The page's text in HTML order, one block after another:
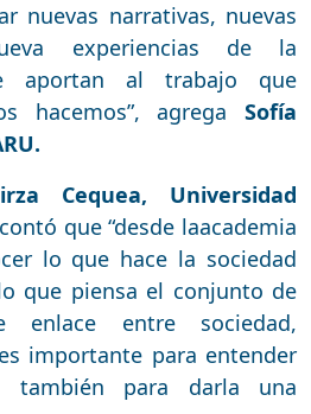
nuevas narrativas, nuevas
experiencias de la
aportan al trabajo que
hacemos”, agrega Sofía
Cequea, Universidad
que “desde laacademia
lo que hace la sociedad
que piensa el conjunto de
enlace entre sociedad,
importante para entender
también para darla una